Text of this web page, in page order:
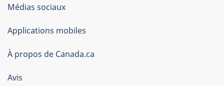
Organisation
du
gouvernement
du
Canada
Médias sociaux
Applications mobiles
À propos de Canada.ca
Avis